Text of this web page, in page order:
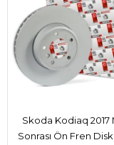
Skoda Kodiaq 2017
Sonrası Ön Fren Disk